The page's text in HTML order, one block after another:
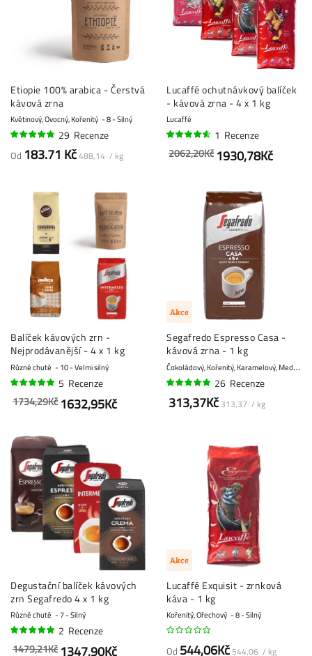
Etiopie 100% arabica - Čerstvá
kávová zrna
Květinový, Ovocný, Kořenitý 8 - Silný
29 Recenze
Od 183.71 Kč488,14 / kg
Lucaffé ochutnávkový balíček
- kávová zrna - 4 x 1 kg
Lucaffé
90%
1 Recenze
1930,78Kč
2062,20Kč
Balíček kávových zrn -
Nejprodávanější - 4 x 1 kg
Různé chutě 10 - Velmi silný
5 Recenze
1632,95Kč
1734,29Kč
Akce
Segafredo Espresso Casa -
kávová zrna - 1 kg
Č
okoládový, Kořenitý, Karamelový, Medový, Mandle
26 Recenze
313,37Kč 313,37 / kg
Degustační balíček kávových
zrn Segafredo 4 x 1 kg
Různé chutě 7 - Silný
2 Recenze
1347,90Kč
1479,21Kč
Akce
Lucaffé Exquisit - zrnková
káva - 1 kg
Kořenitý, Ořechový 8 - Silný
Od 544,06Kč 544,06 / kg